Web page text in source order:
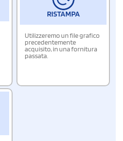
RISTAMPA
Utilizzeremo un file grafico
precedentemente
acquisito, in una fornitura
passata.